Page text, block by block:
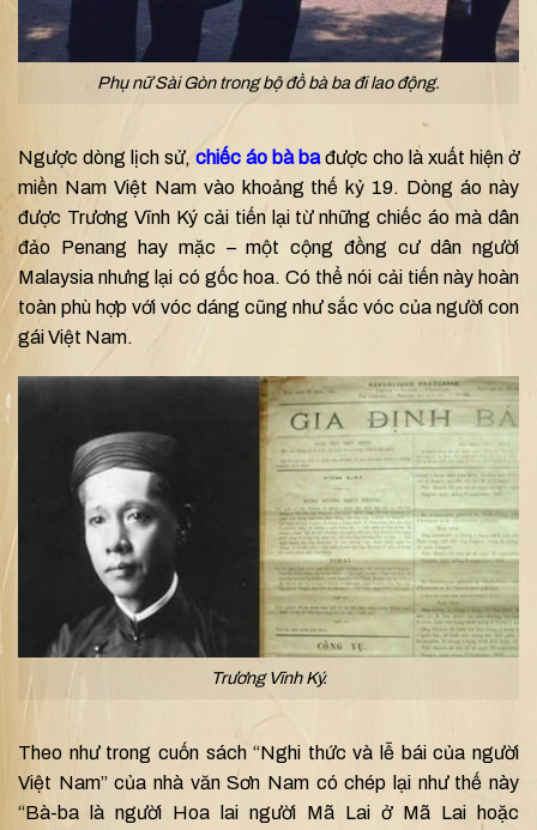
Phụ nữ Sài Gòn trong bộ đồ bà ba đi lao động.
Ngược dòng lịch sử, chiếc áo bà bađược cho là xuất hiện ở
miền Nam Việt Nam vào khoảng thế kỷ 19. Dòng áo này
được Trương Vĩnh Ký cải tiến lại từ những chiếc áo mà dân
đảo Penang hay mặc – một cộng đồng cư dân người
Malaysia nhưng lại có gốc hoa. Có thể nói cải tiến này hoàn
toàn phù hợp với vóc dáng cũng như sắc vóc của người con
gái Việt Nam.
Trương Vĩnh Ký.
Theo như trong cuốn sách “Nghi thức và lễ bái của người
Việt Nam” của nhà văn Sơn Nam có chép lại như thế này
“Bà-ba là người Hoa lai người Mã Lai ở Mã Lai hoặc